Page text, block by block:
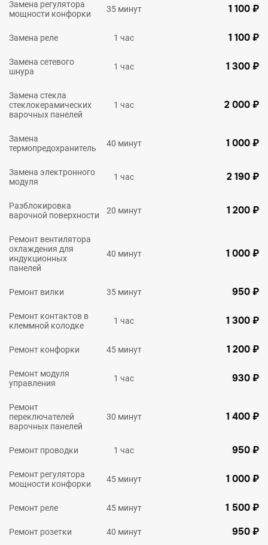
Замена регулятора
мощности конфорки
35 минут 1 100 ₽
Замена реле 1 час 1 100 ₽
Замена сетевого
шнура
1 час 1 300 ₽
Замена стекла
стеклокерамических
варочных панелей
1 час 2 000 ₽
Замена
термопредохранитель
40 минут 1 000 ₽
Замена электронного
модуля
1 час 2 190 ₽
Разблокировка
варочной поверхности
20 минут 1 200 ₽
Ремонт вентилятора
охлаждения для
индукционных
панелей
40 минут 1 000 ₽
Ремонт вилки 35 минут 950 ₽
Ремонт контактов в
клеммной колодке
1 час 1 300 ₽
Ремонт конфорки 45 минут 1 200 ₽
Ремонт модуля
управления
1 час 930 ₽
Ремонт
переключателей
варочных панелей
30 минут 1 400 ₽
Ремонт проводки 1 час 950 ₽
Ремонт регулятора
мощности конфорки
45 минут 1 000 ₽
Ремонт реле 45 минут 1 500 ₽
Ремонт розетки 40 минут 950 ₽